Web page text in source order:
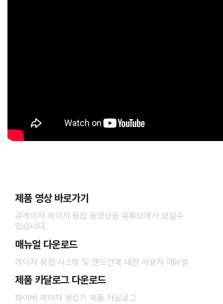
제품 영상 바로가기
큐레이저 레이저 용접 동영상을 유튜브에서 보실수
있습니다.
매뉴얼 다운로드
레이저 용접 시스템 및 핸드건에 대한 사용자 매뉴얼
제품 카달로그 다운로드
파이버 레이저 용접기 제품 카달로그